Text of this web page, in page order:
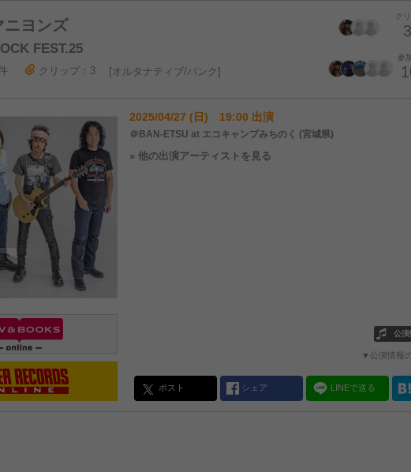
ニヨンズ
FEST.25
ク
3
参
クリップ：3 オルタナティブ/パンク
2025/04/27 (日) 19:00 出演
＠BAN-ETSU at エコキャンプみちのく (宮城県)
» 他の出演アーティストを見る
公演
▼公演情報
ポスト シェア LINEで送る